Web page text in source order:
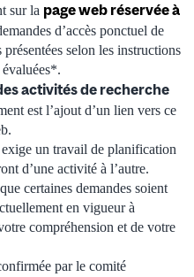
sur la page web réservée à
d’accès ponctuel de
selon les instructions
activités de recherche
est l’ajout d’un lien vers ce
un travail de planification
d’une activité à l’autre.
certaines demandes soient
en vigueur à
compréhension et de votre
par le comité